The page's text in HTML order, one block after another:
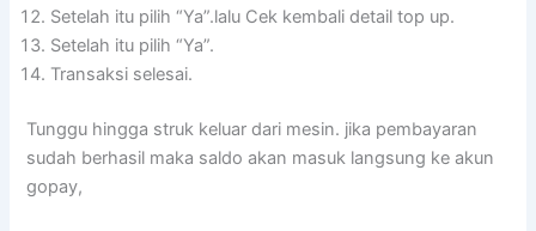
Setelah itu pilih “Ya”.lalu Cek kembali detail top up.
Setelah itu pilih “Ya”.
Transaksi selesai.
Tunggu hingga struk keluar dari mesin. jika pembayaran
sudah berhasil maka saldo akan masuk langsung ke akun
gopay,